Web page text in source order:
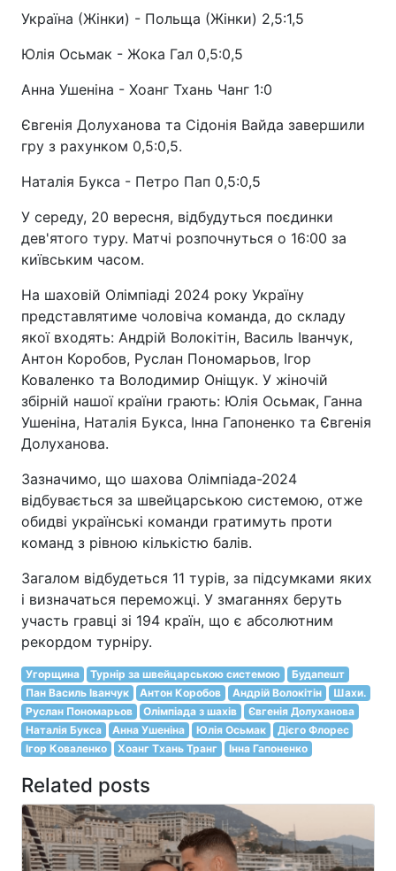
Україна (Жінки) - Польща (Жінки) 2,5:1,5
Юлія Осьмак - Жока Гал 0,5:0,5
Анна Ушеніна - Хоанг Тхань Чанг 1:0
Євгенія Долуханова та Сідонія Вайда завершили
гру з рахунком 0,5:0,5.
Наталія Букса - Петро Пап 0,5:0,5
У середу, 20 вересня, відбудуться поєдинки
дев'ятого туру. Матчі розпочнуться о 16:00 за
київським часом.
На шаховій Олімпіаді 2024 року Україну
представлятиме чоловіча команда, до складу
якої входять: Андрій Волокітін, Василь Іванчук,
Антон Коробов, Руслан Пономарьов, Ігор
Коваленко та Володимир Оніщук. У жіночій
збірній нашої країни грають: Юлія Осьмак, Ганна
Ушеніна, Наталія Букса, Інна Гапоненко та Євгенія
Долуханова.
Зазначимо, що шахова Олімпіада-2024
відбувається за швейцарською системою, отже
обидві українські команди гратимуть проти
команд з рівною кількістю балів.
Загалом відбудеться 11 турів, за підсумками яких
і визначаться переможці. У змаганнях беруть
участь гравці зі 194 країн, що є абсолютним
рекордом турніру.
Угорщина Турнір за швейцарською системою
Будапешт
Пан Василь Іванчук
Антон Коробов Андрій Волокітін
Шахи.
Руслан Пономарьов
Олімпіада з шахів
Євгенія Долуханова
Наталія Букса
Анна Ушеніна Юлія Осьмак
Дієго Флорес
Ігор Коваленко
Хоанг Тхань Транг Інна Гапоненко
Related posts